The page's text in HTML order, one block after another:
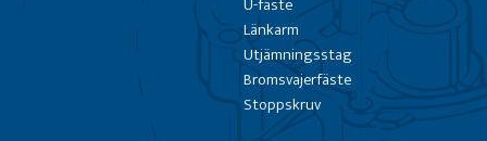
Länkarm
Utjämningsstag
Bromsvajerfäste
Stoppskruv